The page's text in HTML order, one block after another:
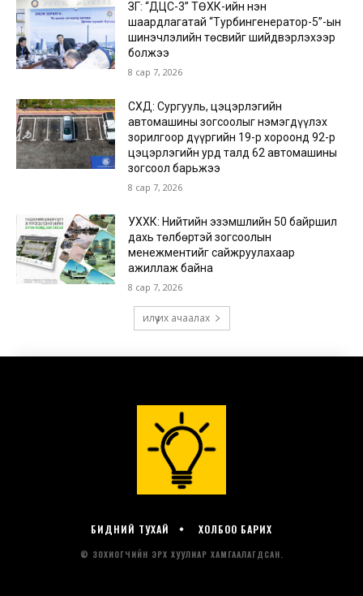
БИДНИЙ ТУХАЙ ХОЛБОО БАРИХ
© ЗОХИОГЧИЙН ЭРХ ХУУЛИАР ХАМГААЛАГДСАН.